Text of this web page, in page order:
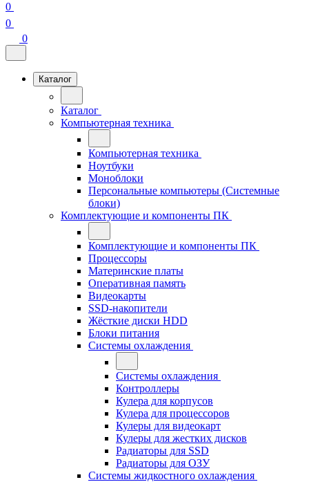
0
0
0
Каталог
Каталог
Компьютерная техника
Компьютерная техника
Ноутбуки
Моноблоки
Персональные компьютеры (Системные
блоки)
Комплектующие и компоненты ПК
Комплектующие и компоненты ПК
Процессоры
Материнские платы
Оперативная память
Видеокарты
SSD-накопители
Жёсткие диски HDD
Блоки питания
Системы охлаждения
Системы охлаждения
Контроллеры
Кулера для корпусов
Кулера для процессоров
Кулеры для видеокарт
Кулеры для жестких дисков
Радиаторы для SSD
Радиаторы для ОЗУ
Системы жидкостного охлаждения